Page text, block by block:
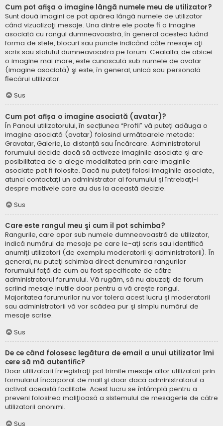
Cum pot afişa o imagine lângă numele meu de utilizator?
Sunt două imagini ce pot apărea lângă numele de utilizator
când vizualizaţi mesaje. Una dintre ele poate fi o imagine
asociată cu rangul dumneavoastră, în general acestea luând
forma de stele, blocuri sau puncte indicând câte mesaje aţi
scris sau statutul dumneavoastră pe forum. Cealaltă, de obicei
o imagine mai mare, este cunoscută sub numele de avatar
(imagine asociată) şi este, în general, unică sau personală
fiecărui utilizator.
Sus
Cum pot afișa o imagine asociată (avatar)?
În Panoul utilizatorului, în secțiunea “Profil” vă puteți adăuga o
imagine asociată (avatar) folosind următoarele metode:
Gravatar, Galerie, La distanță sau Încărcare. Administratorul
forumului decide dacă să activeze imaginile asociate şi are
posibilitatea de a alege modalitatea prin care imaginile
asociate pot fi folosite. Dacă nu puteţi folosi imaginile asociate,
atunci contactaţi un administrator al forumului şi întrebaţi-l
despre motivele care au dus la această decizie.
Sus
Care este rangul meu şi cum il pot schimba?
Rangurile, care apar sub numele dumneavoastră de utilizator,
indică numărul de mesaje pe care le-aţi scris sau identifică
anumiţi utilizatori (de exemplu moderatorii şi administratorii). În
general, nu puteţi schimba direct denumirea rangurilor
forumului faţă de cum au fost specificate de către
administratorul forumului. Vă rugăm, să nu abuzaţi de forum
scriind mesaje inutile doar pentru a vă creşte rangul.
Majoritatea forumurilor nu vor tolera acest lucru şi moderatorii
sau administratorii vă vor scădea pur şi simplu numărul de
mesaje scrise.
Sus
De ce când folosesc legătura de email a unui utilizator îmi
cere să mă autentific?
Doar utilizatorii înregistraţi pot trimite mesaje altor utilizatori prin
formularul încorporat de mail şi doar dacă administratorul a
activat această facilitate. Acest lucru se întâmplă pentru a
preveni folosirea maliţioasă a sistemului de mesagerie de către
utilizatorii anonimi.
Sus